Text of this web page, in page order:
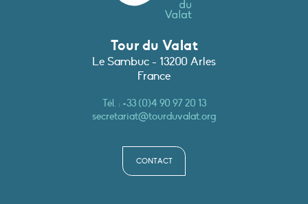
Tour du Valat
Le Sambuc - 13200 Arles
France
Tél. : +33 (0)4 90 97 20 13
secretariat@tourduvalat.org
CONTACT